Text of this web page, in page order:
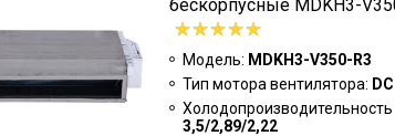
бескорпусные MDKH3-
Модель: MDKH3-V350-R3
Тип мотора вентилятора: DC
3,5/2,89/2,22